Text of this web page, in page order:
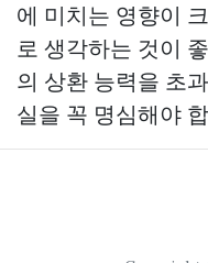
에 미치는 영향이
로 생각하는 것이
의 상환 능력을 초
실을 꼭 명심해야